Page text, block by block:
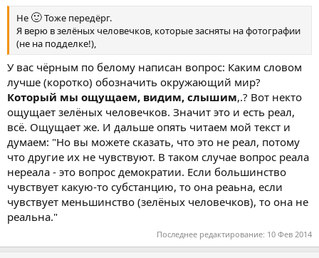
Не 🙂Тоже передёрг.
Я верю в зелёных человечков, которые засняты на фотографии
(не на подделке!),
У вас чёрным по белому написан вопрос: Каким словом
лучше (коротко) обозначить окружающий мир?
Который мы ощущаем, видим, слышим,.? Вот некто
ощущает зелёных человечков. Значит это и есть реал,
всё. Ощущает же. И дальше опять читаем мой текст и
думаем: "Но вы можете сказать, что это не реал, потому
что другие их не чувствуют. В таком случае вопрос реала
нереала - это вопрос демократии. Если большинство
чувствует какую-то субстанцию, то она реаьна, если
чувствует меньшинство (зелёных человечков), то она не
реальна."
Последнее редактирование: 10 Фев 2014